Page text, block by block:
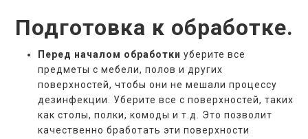
Подготовка к обработке.
Перед началом обработки уберите все
предметы с мебели, полов и других
поверхностей, чтобы они не мешали процессу
дезинфекции. Уберите все с поверхностей, таких
как столы, полки, комоды и т.д. Это позволит
качественно бработать эти поверхности